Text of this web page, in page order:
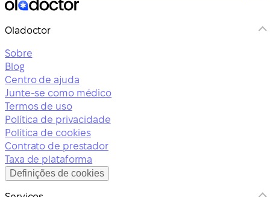
Oladoctor
Sobre
Blog
Centro de ajuda
Junte-se como médico
Termos de uso
Política de privacidade
Política de cookies
Contrato de prestador
Taxa de plataforma
Definições de cookies